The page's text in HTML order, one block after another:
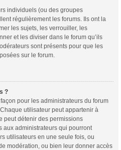
individuels (ou des groupes
régulièrement les forums. Ils ont la
les sujets, les verrouiller, les
et les diviser dans le forum qu’ils
sont présents pour que les
sur le forum.
?
pour les administrateurs du forum
utilisateur peut appartenir à
peut détenir des permissions
aux administrateurs qui pourront
utilisateurs en une seule fois, ou
modération, ou bien leur donner accès